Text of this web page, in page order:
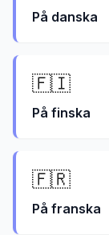
På danska
🇫🇮
På finska
🇫🇷
På franska